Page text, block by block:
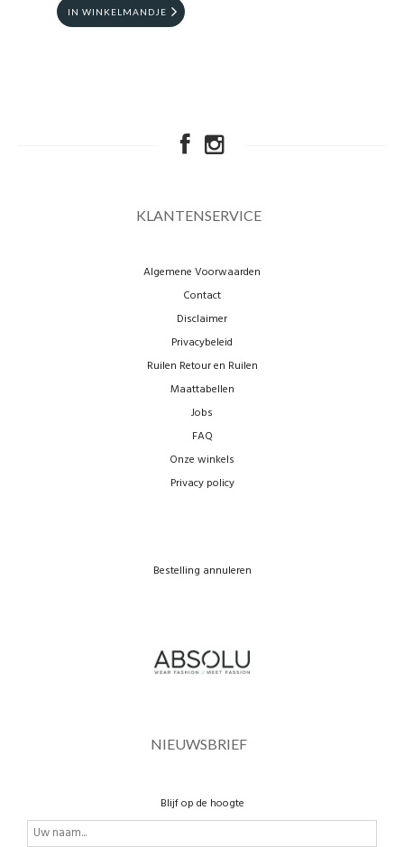
IN WINKELMANDJE
KLANTENSERVICE
Algemene Voorwaarden
Contact
Disclaimer
Privacybeleid
Ruilen Retour en Ruilen
Maattabellen
Jobs
FAQ
Onze winkels
Privacy policy
Bestelling annuleren
NIEUWSBRIEF
Blijf op de hoogte